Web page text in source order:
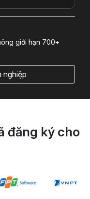
giới hạn 700+
nghiệp
đăng ký cho